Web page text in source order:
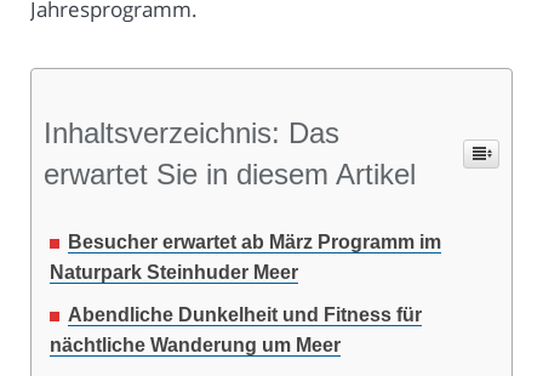
Jahresprogramm.
Inhaltsverzeichnis: Das
erwartet Sie in diesem Artikel
Besucher erwartet ab März Programm im
Naturpark Steinhuder Meer
Abendliche Dunkelheit und Fitness für
nächtliche Wanderung um Meer